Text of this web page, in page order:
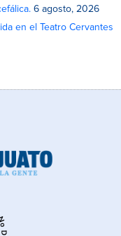
6 agosto, 2026
en el Teatro Cervantes